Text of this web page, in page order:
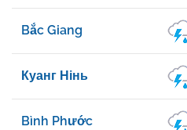
Bắc Giang
Куанг Нінь
Bình Phước